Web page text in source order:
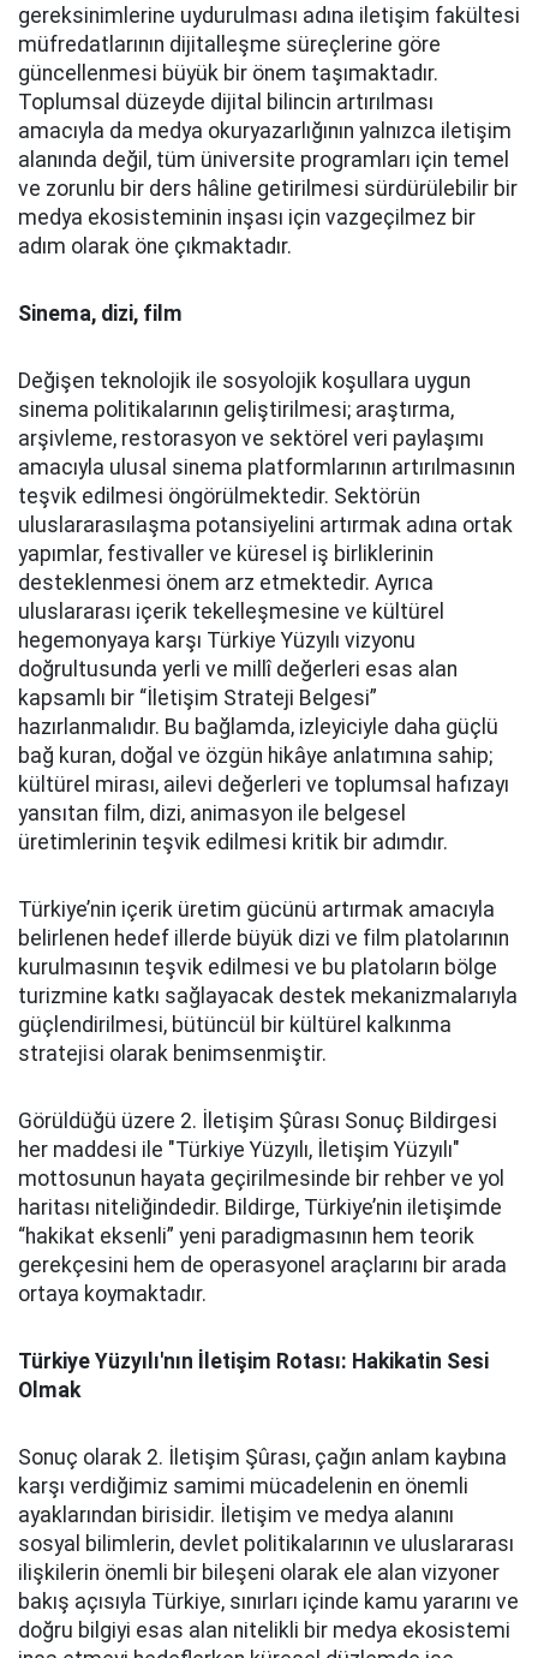
gereksinimlerine uydurulması adına iletişim fakültesi
müfredatlarının dijitalleşme süreçlerine göre
güncellenmesi büyük bir önem taşımaktadır.
Toplumsal düzeyde dijital bilincin artırılması
amacıyla da medya okuryazarlığının yalnızca iletişim
alanında değil, tüm üniversite programları için temel
ve zorunlu bir ders hâline getirilmesi sürdürülebilir bir
medya ekosisteminin inşası için vazgeçilmez bir
adım olarak öne çıkmaktadır.
Sinema, dizi, film
Değişen teknolojik ile sosyolojik koşullara uygun
sinema politikalarının geliştirilmesi; araştırma,
arşivleme, restorasyon ve sektörel veri paylaşımı
amacıyla ulusal sinema platformlarının artırılmasının
teşvik edilmesi öngörülmektedir. Sektörün
uluslararasılaşma potansiyelini artırmak adına ortak
yapımlar, festivaller ve küresel iş birliklerinin
desteklenmesi önem arz etmektedir. Ayrıca
uluslararası içerik tekelleşmesine ve kültürel
hegemonyaya karşı Türkiye Yüzyılı vizyonu
doğrultusunda yerli ve millî değerleri esas alan
kapsamlı bir “İletişim Strateji Belgesi”
hazırlanmalıdır. Bu bağlamda, izleyiciyle daha güçlü
bağ kuran, doğal ve özgün hikâye anlatımına sahip;
kültürel mirası, ailevi değerleri ve toplumsal hafızayı
yansıtan film, dizi, animasyon ile belgesel
üretimlerinin teşvik edilmesi kritik bir adımdır.
Türkiye’nin içerik üretim gücünü artırmak amacıyla
belirlenen hedef illerde büyük dizi ve film platolarının
kurulmasının teşvik edilmesi ve bu platoların bölge
turizmine katkı sağlayacak destek mekanizmalarıyla
güçlendirilmesi, bütüncül bir kültürel kalkınma
stratejisi olarak benimsenmiştir.
Görüldüğü üzere 2. İletişim Şûrası Sonuç Bildirgesi
her maddesi ile "Türkiye Yüzyılı, İletişim Yüzyılı"
mottosunun hayata geçirilmesinde bir rehber ve yol
haritası niteliğindedir. Bildirge, Türkiye’nin iletişimde
“hakikat eksenli” yeni paradigmasının hem teorik
gerekçesini hem de operasyonel araçlarını bir arada
ortaya koymaktadır.
Türkiye Yüzyılı'nın İletişim Rotası: Hakikatin Sesi
Olmak
Sonuç olarak 2. İletişim Şûrası, çağın anlam kaybına
karşı verdiğimiz samimi mücadelenin en önemli
ayaklarından birisidir. İletişim ve medya alanını
sosyal bilimlerin, devlet politikalarının ve uluslararası
ilişkilerin önemli bir bileşeni olarak ele alan vizyoner
bakış açısıyla Türkiye, sınırları içinde kamu yararını ve
doğru bilgiyi esas alan nitelikli bir medya ekosistemi